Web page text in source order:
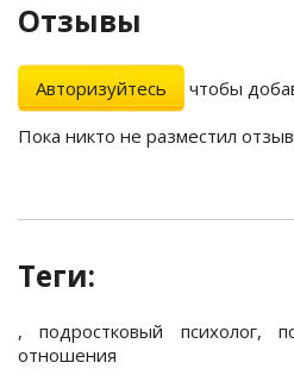
Отзывы
Авторизуйтесь
чтобы
Пока никто не разместил
Теги:
,подростковый психолог,
отношения